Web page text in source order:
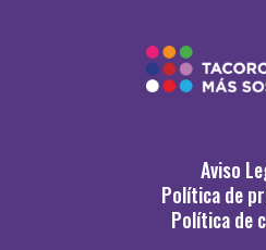
Aviso
Política de
Política de